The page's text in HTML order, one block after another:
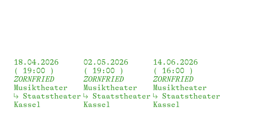
18.04.2026
19:00
ZORNFRIED
Musiktheater
Staatstheater
Kassel
02.05.2026
19:00
ZORNFRIED
Musiktheater
Staatstheater
Kassel
14.06.2026
16:00
ZORNFRIED
Musiktheater
Staatstheater
Kassel